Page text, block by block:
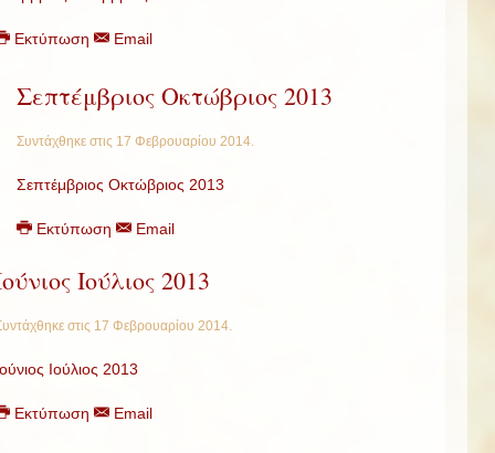
Εκτύπωση Email
Σεπτέμβριος Οκτώβριος 2013
Συντάχθηκε στις 17 Φεβρουαρίου 2014.
Σεπτέμβριος Οκτώβριος 2013
Εκτύπωση Email
Ιούλιος 2013
στις 17 Φεβρουαρίου 2014.
Ιούλιος 2013
Εκτύπωση Email